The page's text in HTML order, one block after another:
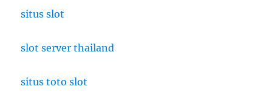
situs slot
slot server thailand
situs toto slot